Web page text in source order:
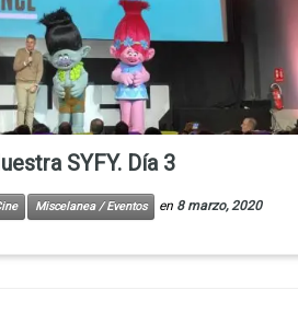
SYFY. Día 3
Miscelanea / Eventos en 8 marzo, 2020